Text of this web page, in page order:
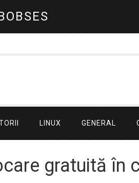
LINUX GENERAL
gratuită în